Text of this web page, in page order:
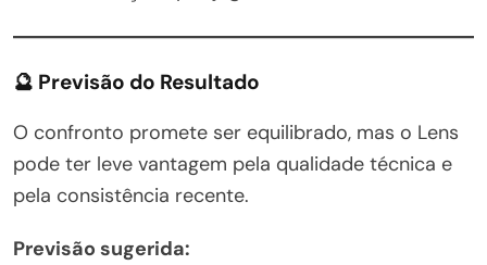
🔮 Previsão do Resultado
O confronto promete ser equilibrado, mas o Lens
pode ter leve vantagem pela qualidade técnica e
pela consistência recente.
Previsão sugerida: